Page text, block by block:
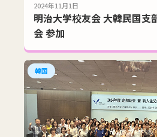
2024年11月1日
明治大学校友会 大韓民国支
会 参加
韓国